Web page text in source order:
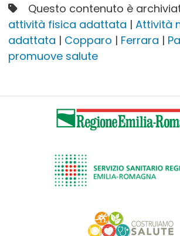
Questo contenuto è
attività fisica adattata | Attività
adattata | Copparo | Ferrara |
promuove salute